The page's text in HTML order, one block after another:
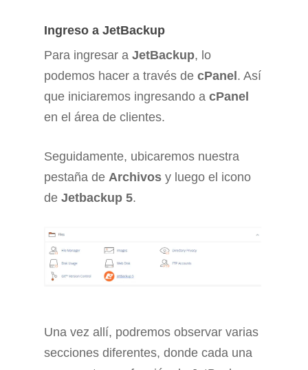
Ingreso a JetBackup
Para ingresar a JetBackup, lo
podemos hacer a través de cPanel . Así
que iniciaremos ingresando a cPanel
en el área de clientes.
Seguidamente, ubicaremos nuestra
pestaña de Archivos y luego el icono
de Jetbackup 5.
Una vez allí, podremos observar varias
secciones diferentes, donde cada una